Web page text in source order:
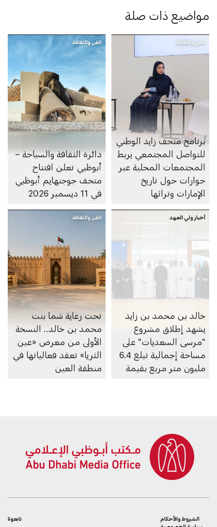
مواضيع ذات صلة
الفن والثقافة
برنامج متحف زايد الوطني
للتواصل المجتمعي يربط
المجتمعات المحلية عبر
حوارات حول تاريخ
الإمارات وتراثها
الفن والثقافة
دائرة الثقافة والسياحة –
أبوظبي تعلن افتتاح
متحف جوجنهايم أبوظبي
في 11 ديسمبر 2026
أخبار ولي العهد
خالد بن محمد بن زايد
يشهد إطلاق مشروع
"مرسى السعديات" على
مساحة إجمالية تبلغ 6.4
مليون متر مربع بقيمة
الفن والثقافة
تحت رعاية شما بنت
محمد بن خالد.. النسخة
الأولى من معرض «عين
الثريا» تعقد فعالياتها في
منطقة العين
تابعونا
الشروط والأحكام